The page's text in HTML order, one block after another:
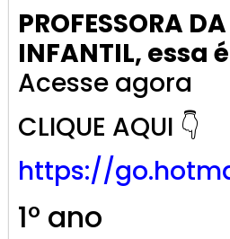
PROFESSORA
INFANTIL, essa
Acesse agora
CLIQUE AQUI 👇
https://go.
1º ano